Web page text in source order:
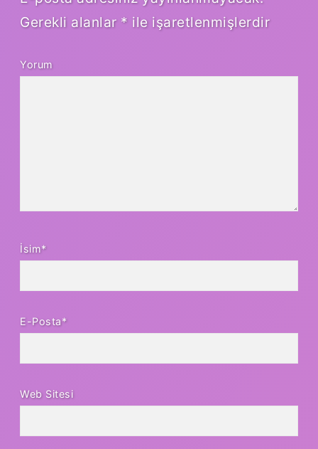
Gerekli alanlar * ile işaretlenmişlerdir
Yorum
İsim*
E-Posta*
Web Sitesi